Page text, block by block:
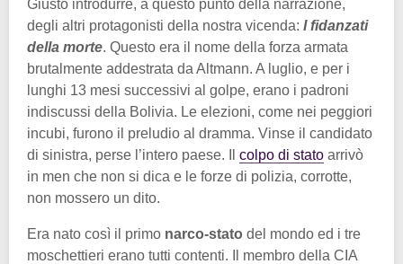
Giusto introdurre, a questo punto della narrazione,
degli altri protagonisti della nostra vicenda: I fidanzati
della morte. Questo era il nome della forza armata
brutalmente addestrata da Altmann. A luglio, e per i
lunghi 13 mesi successivi al golpe, erano i padroni
indiscussi della Bolivia. Le elezioni, come nei peggiori
incubi, furono il preludio al dramma. Vinse il candidato
di sinistra, perse l’intero paese. Il colpo di stato arrivò
in men che non si dica e le forze di polizia, corrotte,
non mossero un dito.
Era nato così il primo narco-stato del mondo ed i tre
moschettieri erano tutti contenti. Il membro della CIA